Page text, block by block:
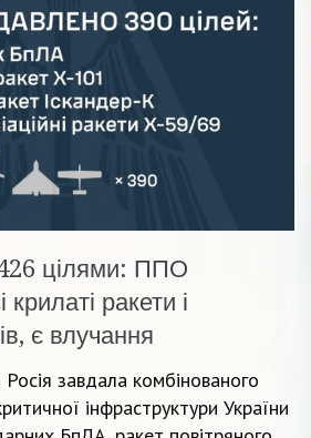
цілями: ППО
ракети і
є влучання
завдала комбінованого
інфраструктури України